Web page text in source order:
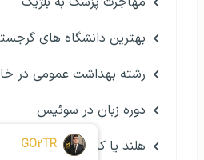
بهترین دانشگاه های
رشته بهداشت عمومی در
دوره زبان در سوئیس
هلند یا کانادا؟